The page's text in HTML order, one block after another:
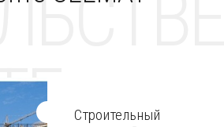
Строительный